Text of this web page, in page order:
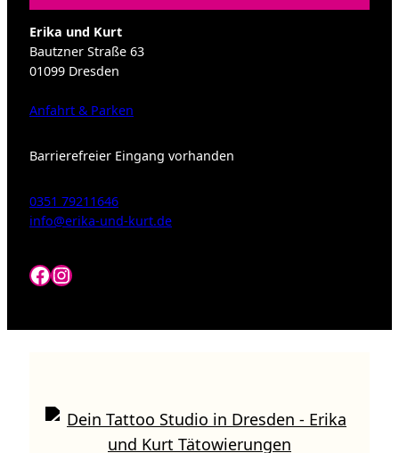
Erika und Kurt
Bautzner Straße 63
01099 Dresden
Anfahrt & Parken
Barrierefreier Eingang vorhanden
0351 79211646
info@erika-und-kurt.de
Facebook
Instagram